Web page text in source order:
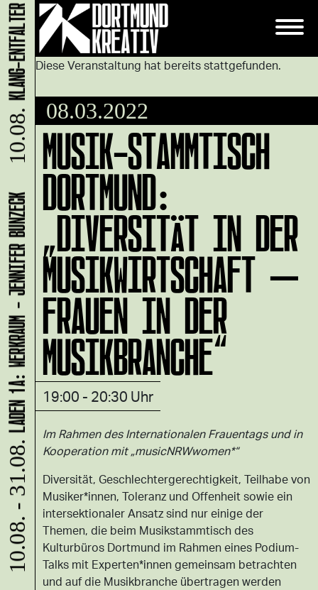
Diese Veranstaltung hat bereits stattgefunden.
08.03.2022
MUSIK-STAMMTISCH
DORTMUND:
„DIVERSITÄT IN DER
MUSIKWIRTSCHAFT –
FRAUEN IN DER
MUSIKBRANCHE“
19:00 - 20:30 Uhr
Im Rahmen des Internationalen Frauentags und in
Kooperation mit „musicNRWwomen*“
Diversität, Geschlechtergerechtigkeit, Teilhabe von
Musiker*innen, Toleranz und Offenheit sowie ein
intersektionaler Ansatz sind nur einige der
Themen, die beim Musikstammtisch des
Kulturbüros Dortmund im Rahmen eines Podium-
Talks mit Experten*innen gemeinsam betrachten
und auf die Musikbranche übertragen werden
10.08. - 31.08.
LADEN 1A: WERKRAUM - JENNIFER BUNZECK
10.08.